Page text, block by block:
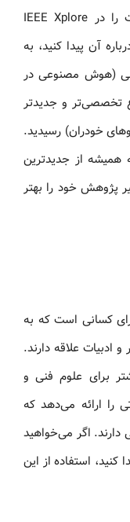
می‌رسد، پس می‌توانید این عبارت را در IEEE Xplore
آن پیدا کنید، به
(هوش مصنوعی در
تخصصی‌تر و جدیدتر
خودران) رسیدید.
از جدیدترین
پژوهش خود را بهتر
کسانی است که به
ادبیات علاقه دارند.
برای علوم فنی و
را ارائه می‌دهد که
اگر می‌خواهید
کنید، استفاده از این